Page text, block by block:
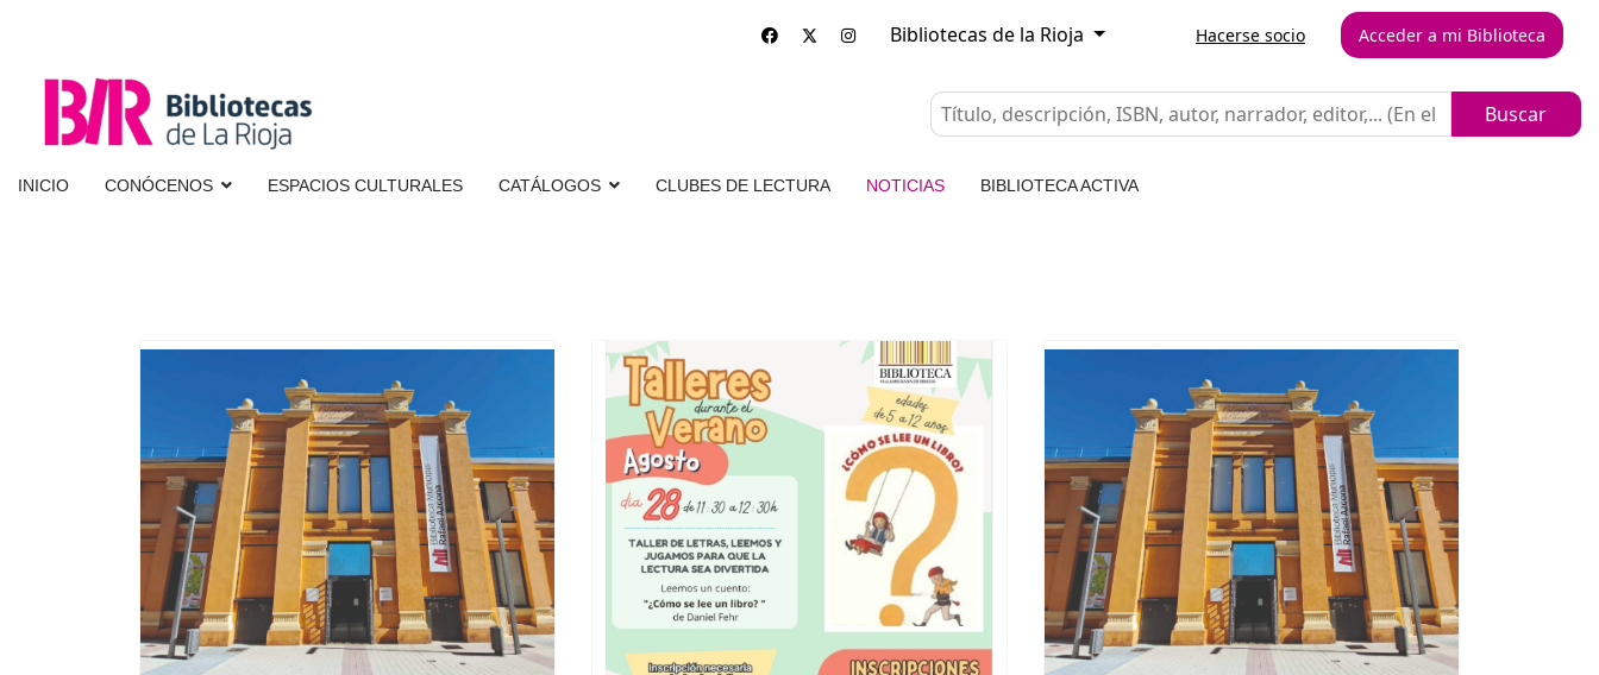
Bibliotecas de la Rioja Hacerse socio Acceder a mi Biblioteca
INICIO CONÓCENOS ESPACIOS CULTURALES CATÁLOGOS CLUBES DE LECTURA NOTICIAS BIBLIOTECA ACTIVA